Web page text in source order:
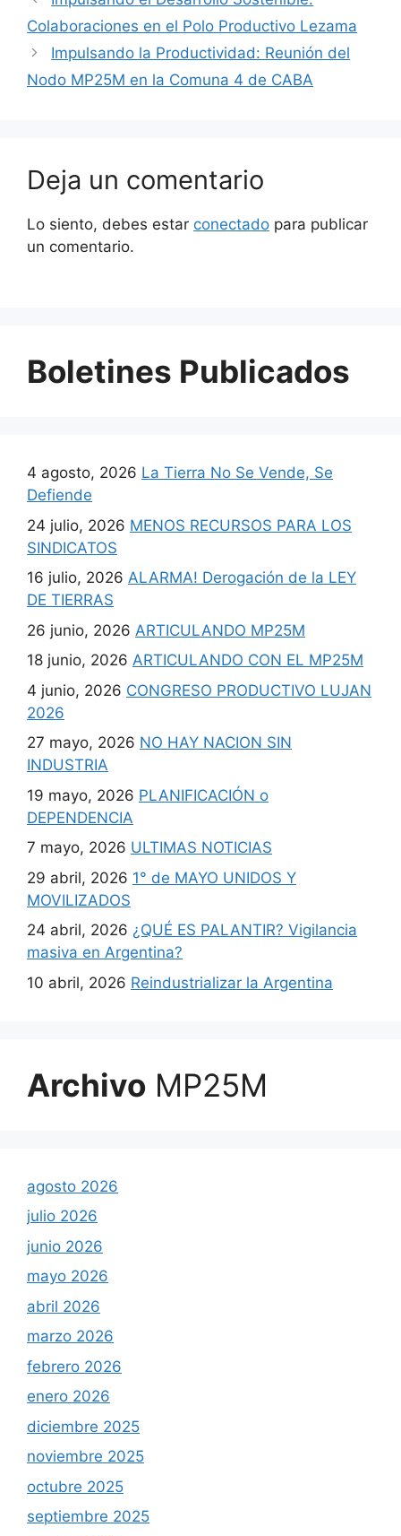
Colaboraciones en el Polo Productivo Lezama
Impulsando la Productividad: Reunión del
Nodo MP25M en la Comuna 4 de CABA
Deja un comentario
Lo siento, debes estar conectado para publicar
un comentario.
Boletines Publicados
4 agosto, 2026 La Tierra No Se Vende, Se
Defiende
24 julio, 2026 MENOS RECURSOS PARA LOS
SINDICATOS
16 julio, 2026 ALARMA! Derogación de la LEY
DE TIERRAS
26 junio, 2026 ARTICULANDO MP25M
18 junio, 2026 ARTICULANDO CON EL MP25M
4 junio, 2026 CONGRESO PRODUCTIVO LUJAN
2026
27 mayo, 2026 NO HAY NACION SIN
INDUSTRIA
19 mayo, 2026 PLANIFICACIÓN o
DEPENDENCIA
7 mayo, 2026 ULTIMAS NOTICIAS
29 abril, 2026 1° de MAYO UNIDOS Y
MOVILIZADOS
24 abril, 2026 ¿QUÉ ES PALANTIR? Vigilancia
masiva en Argentina?
10 abril, 2026 Reindustrializar la Argentina
Archivo MP25M
agosto 2026
julio 2026
junio 2026
mayo 2026
abril 2026
marzo 2026
febrero 2026
enero 2026
diciembre 2025
noviembre 2025
octubre 2025
septiembre 2025